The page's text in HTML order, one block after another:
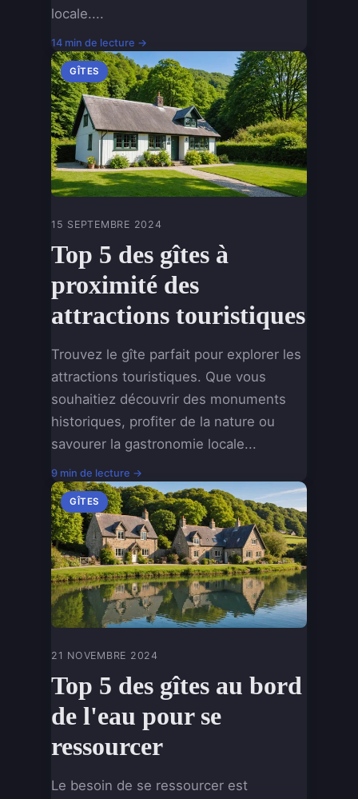
locale....
14 min de lecture →
GÎTES
15 SEPTEMBRE 2024
Top 5 des gîtes à
proximité des
attractions touristiques
Trouvez le gîte parfait pour explorer les
attractions touristiques. Que vous
souhaitiez découvrir des monuments
historiques, profiter de la nature ou
savourer la gastronomie locale...
9 min de lecture →
GÎTES
21 NOVEMBRE 2024
Top 5 des gîtes au bord
de l'eau pour se
ressourcer
Le besoin de se ressourcer est